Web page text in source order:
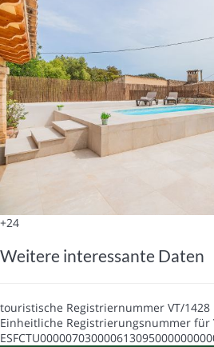
+24
Weitere interessante Daten
touristische Registriernummer VT/1428
Einheitliche Registrierungsnummer für